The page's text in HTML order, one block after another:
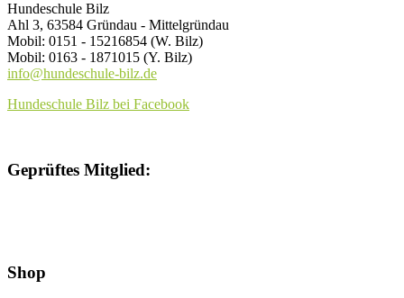
Hundeschule Bilz
Ahl 3, 63584 Gründau - Mittelgründau
Mobil: 0151 - 15216854 (W. Bilz)
Mobil: 0163 - 1871015 (Y. Bilz)
info@hundeschule-bilz.de
Hundeschule Bilz bei Facebook
Geprüftes Mitglied:
Shop